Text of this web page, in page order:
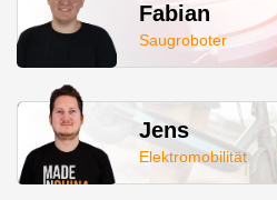
Fabian
Saugroboter
Jens
Elektromobilität